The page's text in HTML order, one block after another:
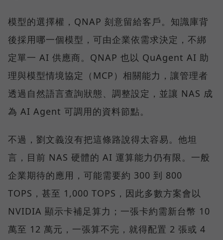
模型的選擇權，QNAP 刻意留給客戶。知識庫背
後採用哪一個模型，可由企業依需求決定，不綁
定單一 AI 供應商。QNAP 也以 QuAgent AI 助
理與模型情境協定（MCP）相關能力，讓管理者
透過自然語言查詢狀態、調整設定，並讓 NAS 成
為 AI Agent 可調用的資料節點。
不過，劉文義沒有把這條路說得太容易。他坦
言，目前 NAS 硬體的 AI 運算能力仍有限。一般
企業期待的應用，可能需要約 300 到 800
TOPS，甚至 1,000 TOPS，因此多數方案會以
NVIDIA 顯示卡補足算力；一張卡約需新台幣 10
萬至 12 萬元，一張算不完，就得配置 2 張或 4